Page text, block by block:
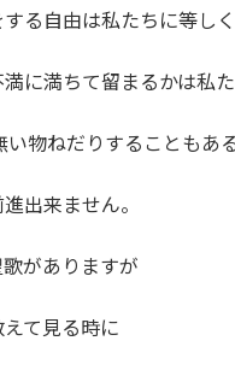
る自由は私たちに等しく
に満ちて留まるかは私
物ねだりすることもあ
出来ません。
がありますが
て見る時に